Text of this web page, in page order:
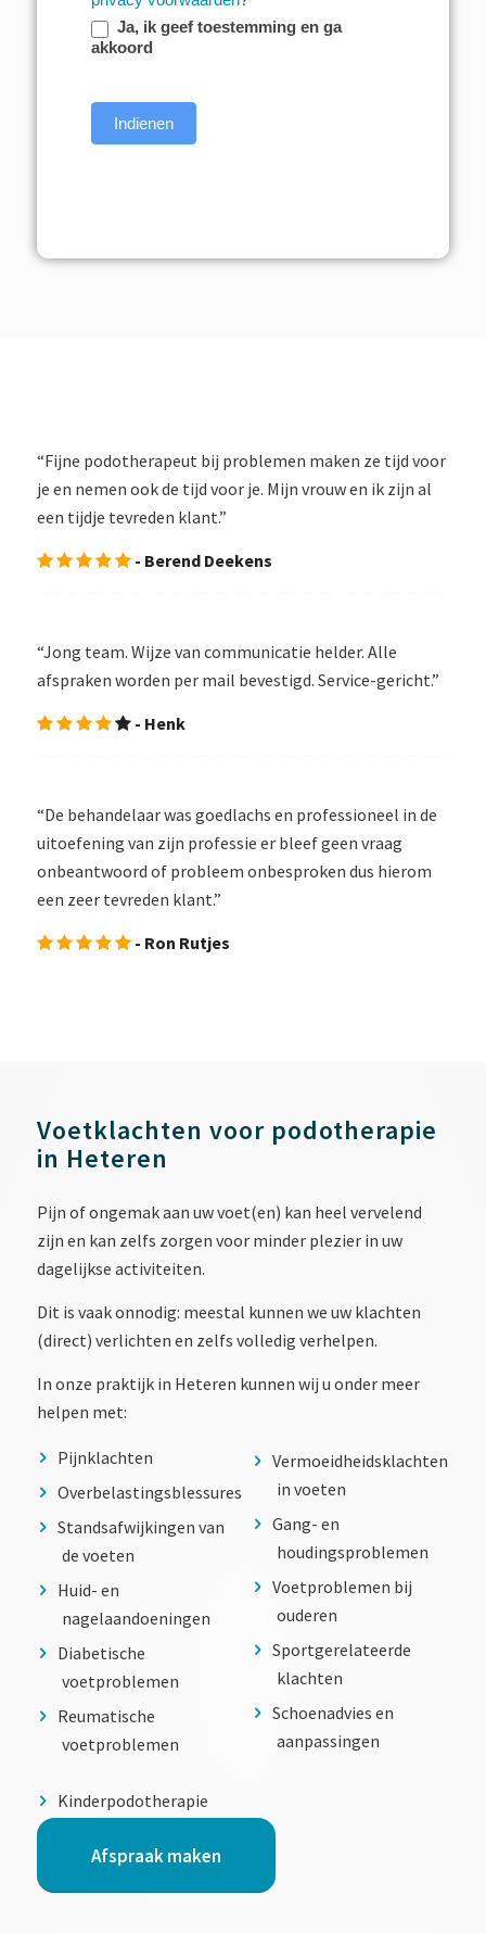
Ja, ik geef toestemming en ga
akkoord
Indienen
“Fijne podotherapeut bij problemen maken ze tijd voor
je en nemen ook de tijd voor je. Mijn vrouw en ik zijn al
een tijdje tevreden klant.”
- Berend Deekens
“Jong team. Wijze van communicatie helder. Alle
afspraken worden per mail bevestigd. Service-gericht.”
- Henk
“De behandelaar was goedlachs en professioneel in de
uitoefening van zijn professie er bleef geen vraag
onbeantwoord of probleem onbesproken dus hierom
een zeer tevreden klant.”
- Ron Rutjes
Voetklachten voor podotherapie
in Heteren
Pijn of ongemak aan uw voet(en) kan heel vervelend
zijn en kan zelfs zorgen voor minder plezier in uw
dagelijkse activiteiten.
Dit is vaak onnodig: meestal kunnen we uw klachten
(direct) verlichten en zelfs volledig verhelpen.
In onze praktijk in Heteren kunnen wij u onder meer
helpen met:
Pijnklachten
Overbelastingsblessures
Standsafwijkingen van
de voeten
Huid- en
nagelaandoeningen
Diabetische
voetproblemen
Reumatische
voetproblemen
Kinderpodotherapie
Vermoeidheidsklachten
in voeten
Gang- en
houdingsproblemen
Voetproblemen bij
ouderen
Sportgerelateerde
klachten
Schoenadvies en
aanpassingen
Afspraak maken